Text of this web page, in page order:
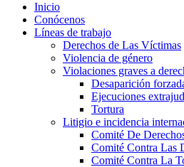
Inicio
Conócenos
Líneas de trabajo
Derechos de Las Víctimas
Violencia de género
Violaciones graves a
Desaparición
Ejecuciones
Tortura
Litigio e incidencia
Comité De
Comité Contra Las
Comité Contra La